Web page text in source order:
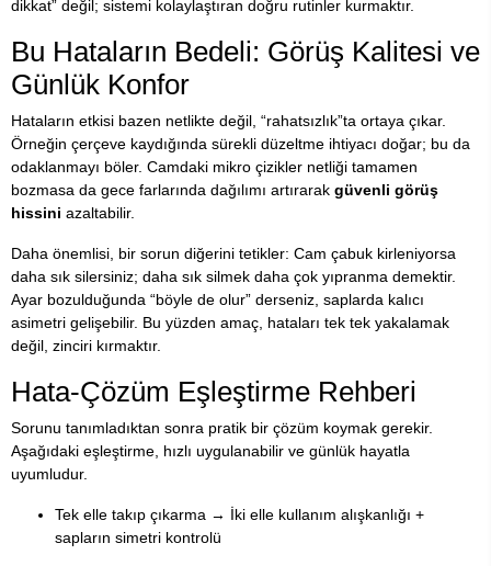
dikkat” değil; sistemi kolaylaştıran doğru rutinler kurmaktır.
Bu Hataların Bedeli: Görüş Kalitesi ve
Günlük Konfor
Hataların etkisi bazen netlikte değil, “rahatsızlık”ta ortaya çıkar.
Örneğin çerçeve kaydığında sürekli düzeltme ihtiyacı doğar; bu da
odaklanmayı böler. Camdaki mikro çizikler netliği tamamen
bozmasa da gece farlarında dağılımı artırarak güvenli görüş
hissini azaltabilir.
Daha önemlisi, bir sorun diğerini tetikler: Cam çabuk kirleniyorsa
daha sık silersiniz; daha sık silmek daha çok yıpranma demektir.
Ayar bozulduğunda “böyle de olur” derseniz, saplarda kalıcı
asimetri gelişebilir. Bu yüzden amaç, hataları tek tek yakalamak
değil, zinciri kırmaktır.
Hata-Çözüm Eşleştirme Rehberi
Sorunu tanımladıktan sonra pratik bir çözüm koymak gerekir.
Aşağıdaki eşleştirme, hızlı uygulanabilir ve günlük hayatla
uyumludur.
Tek elle takıp çıkarma → İki elle kullanım alışkanlığı +
sapların simetri kontrolü